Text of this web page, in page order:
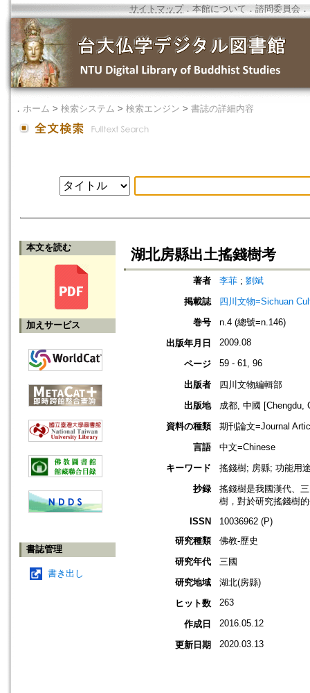
サイトマップ．本館について ． 諮問委員会 ．
． ホーム > 検索システム > 検索エンジン > 書誌の詳細内容
本文を読む
加えサービス
書誌管理
書き出し
湖北房縣出土搖錢樹考
著者 李菲 ; 劉斌
掲載誌
四川文物=Sichuan
巻号
n.4 (總號=n.146)
出版年月日
2009.08
ページ 59 - 61, 96
出版者
四川文物編輯部
出版地
成都, 中國 [Chengdu,
資料の種類
期刊論文=Journal
言語
中文=Chinese
キーワード
搖錢樹; 房縣; 功能用
抄録
搖錢樹是我國漢代、
樹，對於研究搖錢樹
ISSN
10036962 (P)
研究種類
佛教-歷史
研究年代
三國
研究地域
湖北(房縣)
ヒット数
263
作成日 2016.05.12
更新日期 2020.03.13